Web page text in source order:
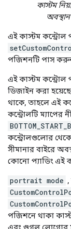
কাস্টম
অবস্থান
এই কাস্টম কন্ট্রোল
পজিশনটি পাস
এই কাস্টম
ডিজাইন করা
থাকে, তাহলে এই
কন্ট্রোলটি ম্যাপের
কন্ট্রোলগুলোর থেকে
সীমানার বাইরে
কোনো প্যাডিং এই
portrait mode
পজিশনে থাকা